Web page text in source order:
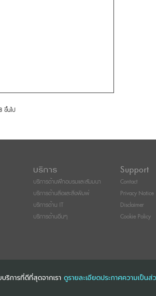
ขึ้นไป
บริการ
บริการด้านฝึกอบรมและสัมมนา
บริการด้านสื่อและสิ่งพิมพ์
บริการด้าน IT
บริการด้านอื่นๆ
Support
Contact
Privacy Notice
Disclaimer
Cookie Policy
ALL RIGHTS RESERVED. E-COMMERCIAL
ริการที่ดีที่สุดจากเรา ดูรายละเอียดประกาศความเป็นส่